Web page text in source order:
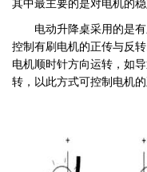
其中最主要的是对电机的稳
电动升降桌采用的是
控制有刷电机的正传与反
电机顺时针方向运转，如
转，以此方式可控制电机